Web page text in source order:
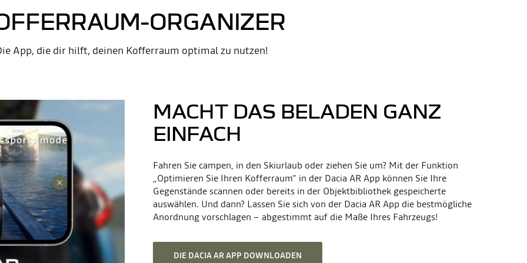
ORGANIZER
App, die dir hilft, deinen Kofferraum optimal zu nutzen!
MACHT DAS BELADEN GANZ
EINFACH
Fahren Sie campen, in den Skiurlaub oder ziehen Sie um? Mit der Funktion
„Optimieren Sie Ihren Kofferraum“ in der Dacia AR App können Sie Ihre
Gegenstände scannen oder bereits in der Objektbibliothek gespeicherte
auswählen. Und dann? Lassen Sie sich von der Dacia AR App die bestmögliche
Anordnung vorschlagen – abgestimmt auf die Maße Ihres Fahrzeugs!
DIE DACIA AR APP DOWNLOADEN